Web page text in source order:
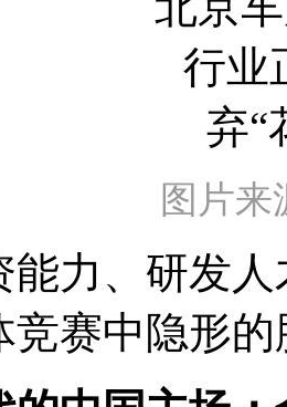
图片来
能力、研发
竞赛中隐形